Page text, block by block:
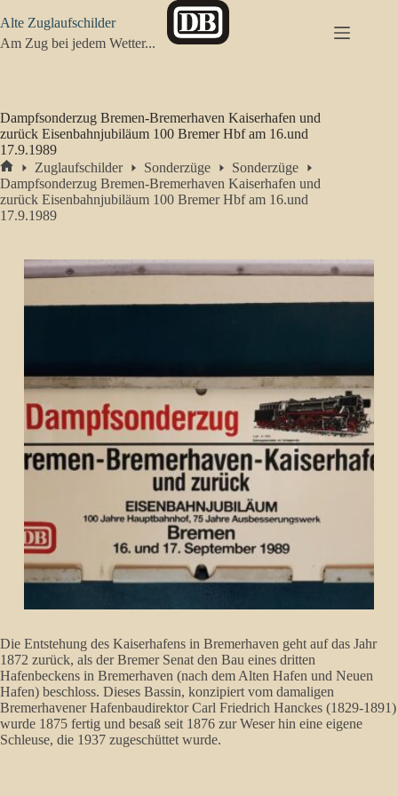
Inhalt
springen
Alte Zuglaufschilder
Am Zug bei jedem Wetter...
Dampfsonderzug Bremen-Bremerhaven Kaiserhafen und
zurück Eisenbahnjubiläum 100 Bremer Hbf am 16.und
17.9.1989
Start
Zuglaufschilder Sonderzüge
Sonderzüge
Dampfsonderzug Bremen-Bremerhaven Kaiserhafen und
zurück Eisenbahnjubiläum 100 Bremer Hbf am 16.und
17.9.1989
Die Entstehung des Kaiserhafens in Bremerhaven geht auf das Jahr
1872 zurück, als der Bremer Senat den Bau eines dritten
Hafenbeckens in Bremerhaven (nach dem Alten Hafen und Neuen
Hafen) beschloss. Dieses Bassin, konzipiert vom damaligen
Bremerhavener Hafenbaudirektor Carl Friedrich Hanckes (1829-1891)
wurde 1875 fertig und besaß seit 1876 zur Weser hin eine eigene
Schleuse, die 1937 zugeschüttet wurde.